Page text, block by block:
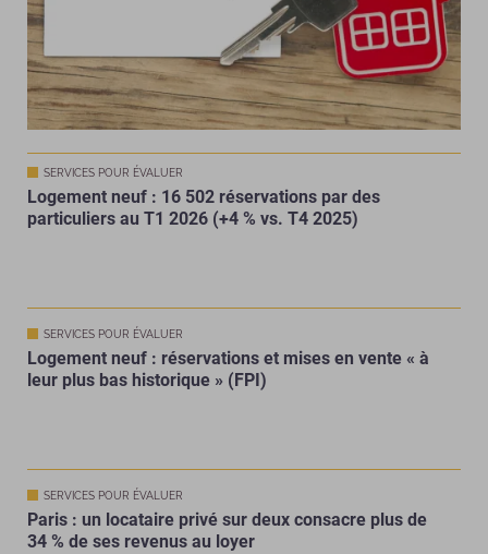
SERVICES POUR ÉVALUER
Logement neuf : 16 502 réservations par des
particuliers au T1 2026 (+4 % vs. T4 2025)
SERVICES POUR ÉVALUER
Logement neuf : réservations et mises en vente « à
leur plus bas historique » (FPI)
SERVICES POUR ÉVALUER
Paris : un locataire privé sur deux consacre plus de
34 % de ses revenus au loyer